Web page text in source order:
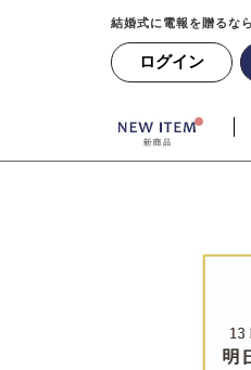
結婚式に電報を贈るな
ログイン